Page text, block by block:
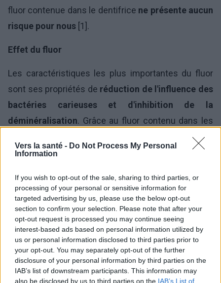
Vers la santé - Do Not Process My Personal
Information
If you wish to opt-out of the sale, sharing to third parties, or
processing of your personal or sensitive information for
targeted advertising by us, please use the below opt-out
section to confirm your selection. Please note that after your
opt-out request is processed you may continue seeing
interest-based ads based on personal information utilized by
us or personal information disclosed to third parties prior to
your opt-out. You may separately opt-out of the further
disclosure of your personal information by third parties on the
IAB’s list of downstream participants. This information may
also be disclosed by us to third parties on the IAB’s List of
fluor contenue dans le dentifrice ne présente aucun
risque pour nous [1].
Effet du fluor
Les caractéristiques les plus importantes du fluor
sont ses propriétés de réduction de l'influence des
bactéries carieuses et d'inhibition de la
déminéralisation. Grâce au fluor contenu dans les
dentifrices, la formation de la plaque dentaire est
considérablement réduite et les changements
inhibés. En outre, à concentration constante de fluor,
lerepositionnement des composés minéraux
perdussous l'action des acides devient possible, ce
qui rend les dents résistantes aux bactéries [2].
Recommandations
Selon les recommandations des spécialistes, il est